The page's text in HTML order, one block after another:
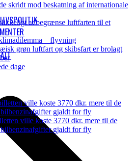
skridt mod beskatning af internationale
at begrænse luftfarten til et
– flyvning
grøn luftfart og skibsfart er brolagt
dage
ville koste 3770 dkr. mere til de
gjaldt for fly
ville koste 3770 dkr. mere til de
gjaldt for fly